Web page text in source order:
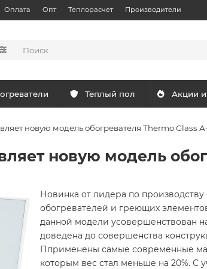
Оплата Опт Теплорасчет Производители
Теплый пол Акции
новую модель обогревателя Thermo Glass
новую модель
Новинка от лидера по
обогревателей и греющих
данной модели усовершенствован
доведена до совершенства
Пприменены самые современные
которым вес стал меньше на 20%. С